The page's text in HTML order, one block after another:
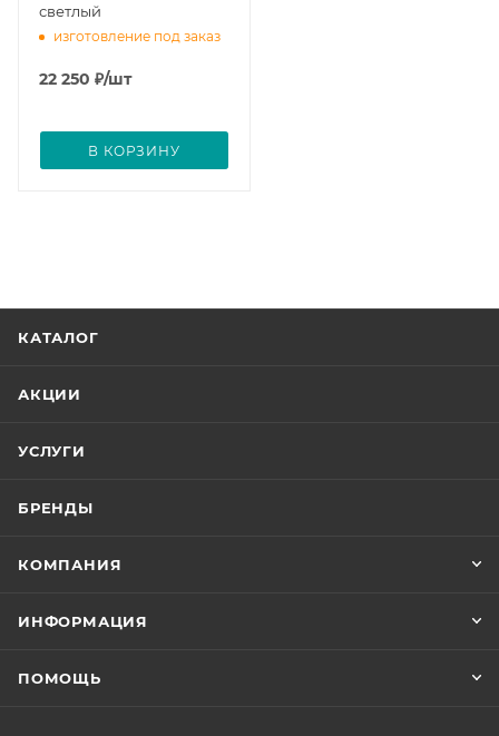
светлый
изготовление под заказ
22 250 ₽/шт
В КОРЗИНУ
КАТАЛОГ
АКЦИИ
УСЛУГИ
БРЕНДЫ
КОМПАНИЯ
ИНФОРМАЦИЯ
ПОМОЩЬ